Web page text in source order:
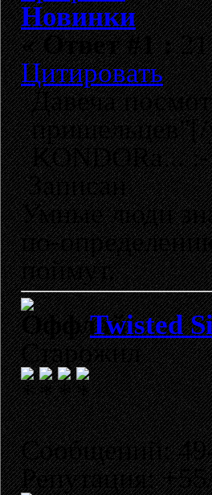
Новинки
«Ответ #1 :21
Цитировать
Давеча
KONDORа...
Записан
Умные люди
по-
поймут.
Twisted
Старожил
Сообщений:
Репутация: